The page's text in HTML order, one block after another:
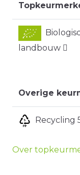
landbouw
Overige
Recycling
Over